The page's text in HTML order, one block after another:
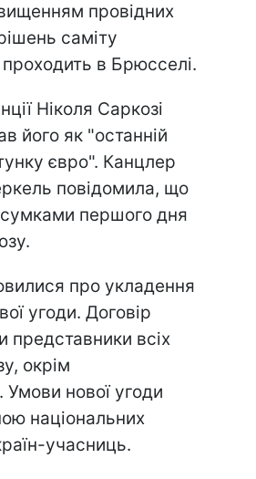
провідних
саміту
в Брюсселі.
Ніколя Саркозі
його як "останній
євро". Канцлер
повідомила, що
першого дня
про укладення
угоди. Договір
представники всіх
окрім
Умови нової угоди
національних
учасниць.